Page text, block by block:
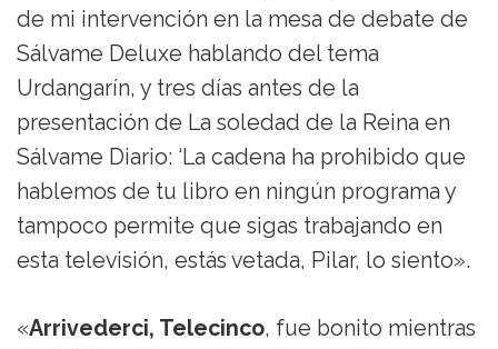
de mi intervención en la mesa de debate de
Sálvame Deluxe hablando del tema
Urdangarín, y tres días antes de la
presentación de La soledad de la Reina en
Sálvame Diario: ‘La cadena ha prohibido que
hablemos de tu libro en ningún programa y
tampoco permite que sigas trabajando en
esta televisión, estás vetada, Pilar, lo siento».
«Arrivederci, Telecinco, fue bonito mientras